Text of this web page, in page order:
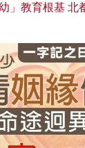
」教育根基 北